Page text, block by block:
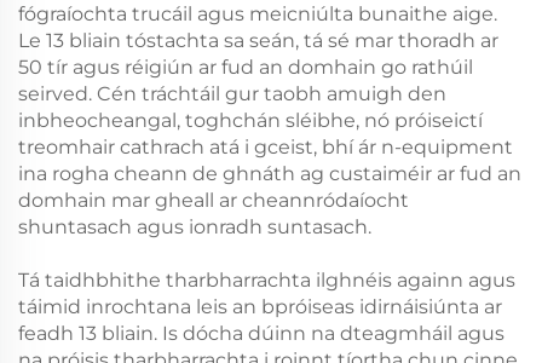
fógraíochta trucáil agus meicniúlta bunaithe aige.
Le 13 bliain tóstachta sa seán, tá sé mar thoradh ar
50 tír agus réigiún ar fud an domhain go rathúil
seirved. Cén tráchtáil gur taobh amuigh den
inbheocheangal, toghchán sléibhe, nó próiseictí
treomhair cathrach atá i gceist, bhí ár n-equipment
ina rogha cheann de ghnáth ag custaiméir ar fud an
domhain mar gheall ar cheannródaíocht
shuntasach agus ionradh suntasach.
Tá taidhbhithe tharbharrachta ilghnéis againn agus
táimid inrochtana leis an bpróiseas idirnáisiúnta ar
feadh 13 bliain. Is dócha dúinn na dteagmháil agus